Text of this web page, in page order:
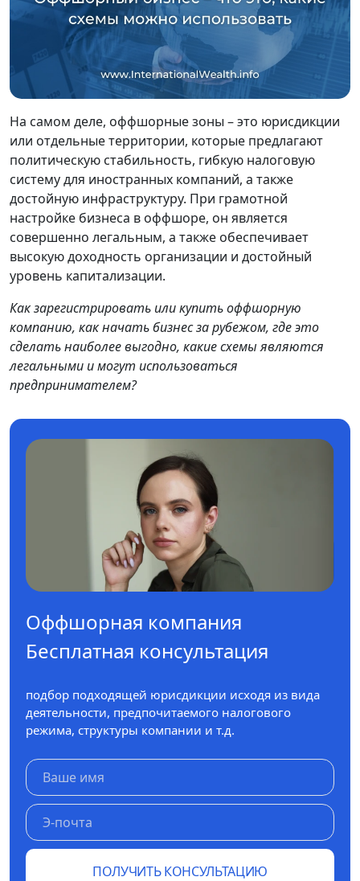
На самом деле, оффшорные зоны – это юрисдикции
или отдельные территории, которые предлагают
политическую стабильность, гибкую налоговую
систему для иностранных компаний, а также
достойную инфраструктуру. При грамотной
настройке бизнеса в оффшоре, он является
совершенно легальным, а также обеспечивает
высокую доходность организации и достойный
уровень капитализации.
Как зарегистрировать или купить оффшорную
компанию, как начать бизнес за рубежом, где это
сделать наиболее выгодно, какие схемы являются
легальными и могут использоваться
предпринимателем?
Оффшорная компания
Бесплатная консультация
подбор подходящей юрисдикции исходя из вида
деятельности, предпочитаемого налогового
режима, структуры компании и т.д.
ПОЛУЧИТЬ КОНСУЛЬТАЦИЮ